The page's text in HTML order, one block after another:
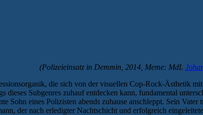
(Polizeieinsatz in Demmin, 2014, Meme: MdL
die sich von der visuellen Cop-Rock-Ästhetik
Subgenres zuhauf entdecken kann, fundamental
eines Polizisten abends zuhause anschleppt. Sein Vater
der nach erledigter Nachtschicht und erfolgreich